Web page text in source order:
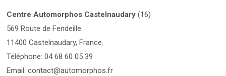
Centre Automorphos Castelnaudary (16)
569 Route de Fendeille
11400 Castelnaudary, France.
Téléphone: 04 68 60 05 39
Email: contact@automorphos.fr